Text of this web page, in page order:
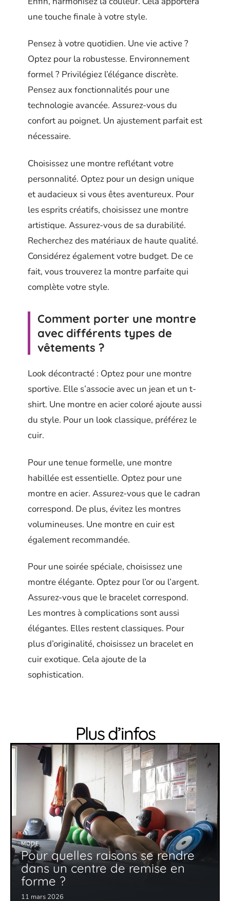
une touche finale à votre style.
Pensez à votre quotidien. Une vie active ?
Optez pour la robustesse. Environnement
formel ? Privilégiez l’élégance discrète.
Pensez aux fonctionnalités pour une
technologie avancée. Assurez-vous du
confort au poignet. Un ajustement parfait est
nécessaire.
Choisissez une montre reflétant votre
personnalité. Optez pour un design unique
et audacieux si vous êtes aventureux. Pour
les esprits créatifs, choisissez une montre
artistique. Assurez-vous de sa durabilité.
Recherchez des matériaux de haute qualité.
Considérez également votre budget. De ce
fait, vous trouverez la montre parfaite qui
complète votre style.
Comment porter une montre
avec différents types de
vêtements ?
Look décontracté : Optez pour une montre
sportive. Elle s’associe avec un jean et un t-
shirt. Une montre en acier coloré ajoute aussi
du style. Pour un look classique, préférez le
cuir.
Pour une tenue formelle, une montre
habillée est essentielle. Optez pour une
montre en acier. Assurez-vous que le cadran
correspond. De plus, évitez les montres
volumineuses. Une montre en cuir est
également recommandée.
Pour une soirée spéciale, choisissez une
montre élégante. Optez pour l’or ou l’argent.
Assurez-vous que le bracelet correspond.
Les montres à complications sont aussi
élégantes. Elles restent classiques. Pour
plus d’originalité, choisissez un bracelet en
cuir exotique. Cela ajoute de la
sophistication.
Plus d’infos
MODE
Pour quelles raisons se rendre
dans un centre de remise en
forme ?
11 mars 2026